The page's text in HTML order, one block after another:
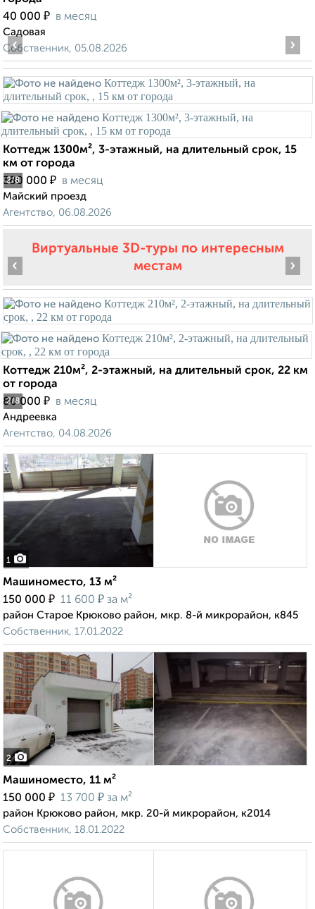
40 000 ₽ в месяц
Садовая
Собственник, 05.08.2026
2/8
‹ ›
Коттедж 1300м², 3-этажный, на длительный срок, 15
км от города
380 000 ₽ в месяц
Майский проезд
Агентство, 06.08.2026
Виртуальные 3D-туры по интересным
местам
2/8
‹ ›
Коттедж 210м², 2-этажный, на длительный срок, 22 км
от города
80 000 ₽ в месяц
Андреевка
Агентство, 04.08.2026
1
Машиноместо, 13 м²
150 000 ₽ 11 600 ₽ за м²
район Старое Крюково район, мкр. 8-й микрорайон, к845
Собственник, 17.01.2022
2
Машиноместо, 11 м²
150 000 ₽ 13 700 ₽ за м²
район Крюково район, мкр. 20-й микрорайон, к2014
Собственник, 18.01.2022